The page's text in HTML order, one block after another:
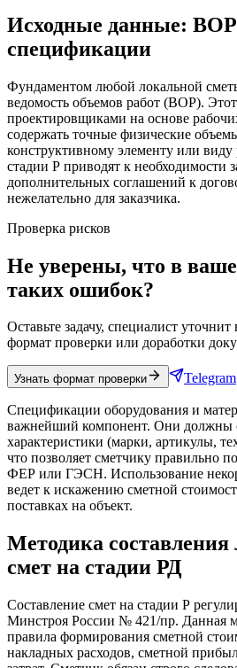
Исходные данные:
спецификации
Фундаментом любой локальной
ведомость объемов работ (ВОР). Этот
проектировщиками на основе
содержать точные физические
конструктивному элементу или
стадии Р приводят к необходимости
дополнительных соглашений к
нежелательно для заказчика.
Проверка рисков
Не уверены, что в
таких ошибок?
Оставьте задачу, специалист
формат проверки или доработки
Узнать формат проверки Telegram
Спецификации оборудования и
важнейший компонент. Они должны
характеристики (марки, артикулы,
что позволяет сметчику правильно
ФЕР или ГЭСН. Использование
ведет к искажению сметной
поставках на объект.
Методика
смет на стадии РД
Составление смет на стадии Р
Минстроя России № 421/пр. Данная
правила формирования сметной
накладных расходов, сметной